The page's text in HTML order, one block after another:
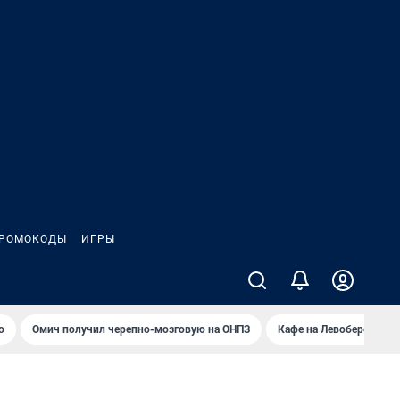
ИГРЫ
Омич получил черепно-мозговую на ОНПЗ Кафе на Левобережье